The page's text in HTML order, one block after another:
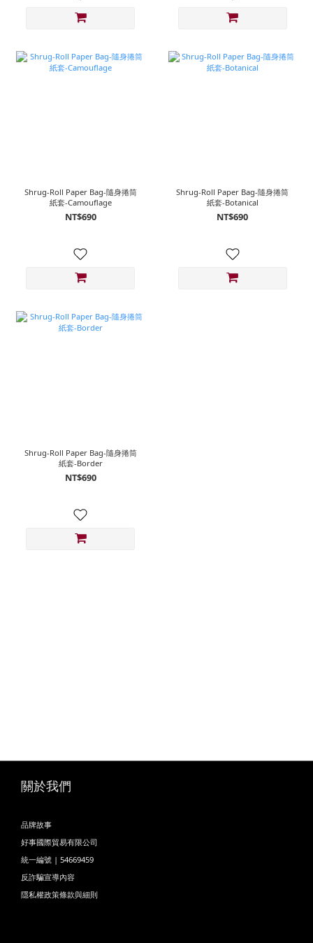
Shrug-Roll Paper Bag-隨身捲筒
紙套-Camouflage
NT$690
Shrug-Roll Paper Bag-隨身捲筒
紙套-Botanical
NT$690
Shrug-Roll Paper Bag-隨身捲筒
紙套-Border
NT$690
關於我們
品牌故事
好事國際貿易有限公司
統一編號 | 54669459
反詐騙宣導內容
隱私權政策條款與細則